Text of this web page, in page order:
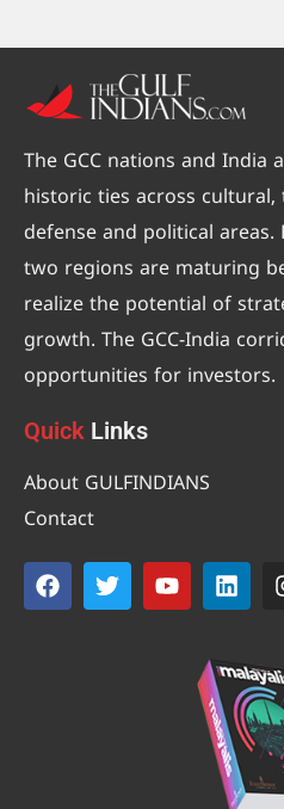
The GCC nations and India
historic ties across cultural,
defense and political
two regions are maturing
realize the potential of
growth. The GCC-India
opportunities for investors.
Quick Links
About GULFINDIANS
Contact